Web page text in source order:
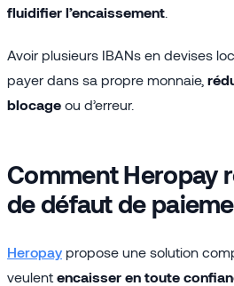
fluidifier l’encaissement
Avoir plusieurs IBANs en devises
payer dans sa propre monnaie,
blocage ou d’erreur.
Comment Heropay
de défaut de
Heropay propose une solution
veulent encaisser en toute